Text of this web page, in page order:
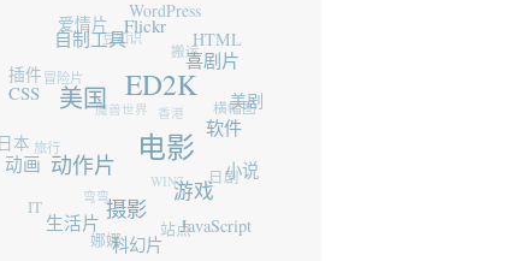
电影
ED2K
美国
动作片
摄影 游戏
喜剧片
Flickr
自制工具
CSS
动画
生活片
科幻片
JavaScript
小说
美剧
HTML
WordPress
爱情片
娜娜 站点
日剧
横幅图
搬运
豆知识
弯弯 WIN7
香港
魔兽世界